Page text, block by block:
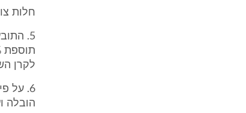
חלות
5.
לקרן
6. על
הובלה